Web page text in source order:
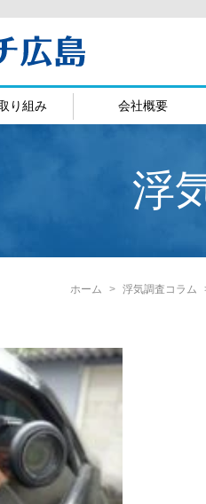
り組み 会社概要
浮
ホーム 浮気調査コラム